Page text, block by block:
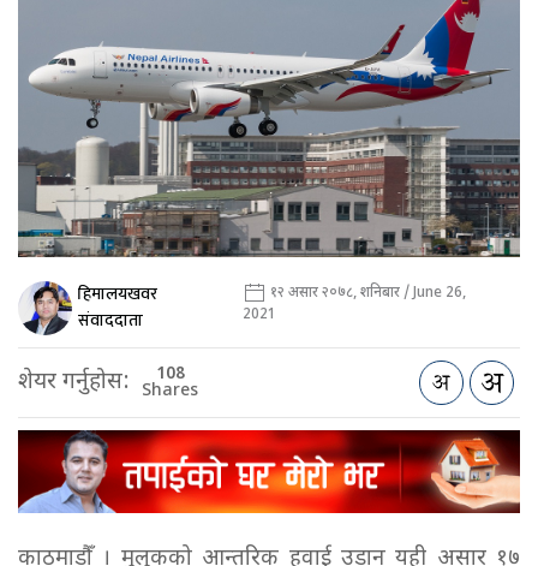
हिमालयखवर
संवाददाता
१२ असार २०७८, शनिबार / June 26,
2021
शेयर गर्नुहोस: 108
Shares
काठमाडौँ । मुलुकको आन्तरिक हवाई उडान यही असार १७